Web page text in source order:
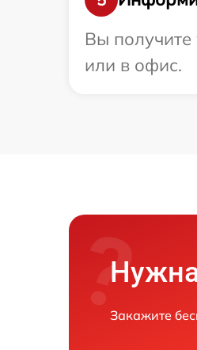
Вы получите
или в офис.
Закажите